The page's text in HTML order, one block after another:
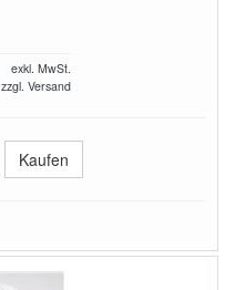
exkl. MwSt.
zzgl. Versand